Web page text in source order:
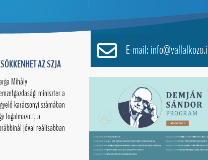
AZ SZJA
Mihály
miniszter a
karácsonyi számában
fogalmazott, a
jóval reálisabban
E-mail: